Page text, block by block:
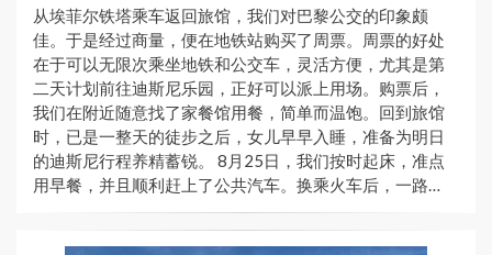
从埃菲尔铁塔乘车返回旅馆，我们对巴黎公交的印象颇
佳。于是经过商量，便在地铁站购买了周票。周票的好处
在于可以无限次乘坐地铁和公交车，灵活方便，尤其是第
二天计划前往迪斯尼乐园，正好可以派上用场。购票后，
我们在附近随意找了家餐馆用餐，简单而温饱。回到旅馆
时，已是一整天的徒步之后，女儿早早入睡，准备为明日
的迪斯尼行程养精蓄锐。 8月25日，我们按时起床，准点
用早餐，并且顺利赶上了公共汽车。换乘火车后，一路…